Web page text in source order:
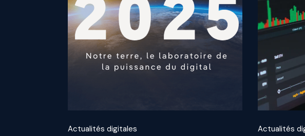
Actualités digitales Actualités